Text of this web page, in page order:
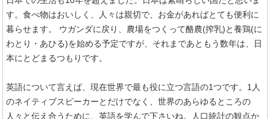
す。食べ物はおいしく、人々は親切で、お金があればとても便利に
暮らせます。 ウガンダに戻り、農場をつくって酪農(搾乳)と養鶏(に
わとり・あひる)を始める予定ですが、それまであともう数年は、日
本にとどまるつもりです。
英語について言えば、現在世界で最も役に立つ言語の1つです。 1 人
のネイティブスピーカーとだけでなく、世界のあらゆるところの
人々と伝え合うために、英語を学んで下さいね。人口統計の観点か